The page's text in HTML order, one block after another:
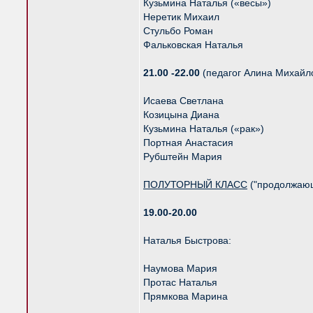
Кузьмина Наталья («весы»)
Неретик Михаил
Стульбо Роман
Фальковская Наталья
21.00 -22.00 (педагог Алина
Исаева Светлана
Козицына Диана
Кузьмина Наталья («рак»)
Портная Анастасия
Рубштейн Мария
ПОЛУТОРНЫЙ КЛАСС
19.00-20.00
Наталья Быстрова:
Наумова Мария
Протас Наталья
Прямкова Марина